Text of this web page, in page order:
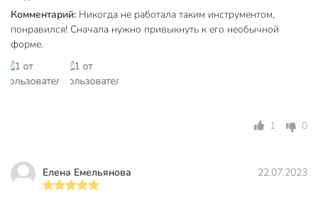
Комментарий: Никогда не работала таким инструментом,
понравился! Сначала нужно привыкнуть к его необычной
форме.
1 0
Елена Емельянова 22.07.2023